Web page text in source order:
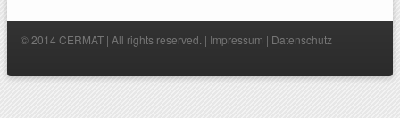
© 2014 CERMAT | All rights reserved. | Impressum | Datenschutz